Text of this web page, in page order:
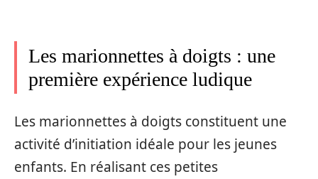
Les marionnettes à doigts : une
première expérience ludique
Les marionnettes à doigts constituent une
activité d’initiation idéale pour les jeunes
enfants. En réalisant ces petites